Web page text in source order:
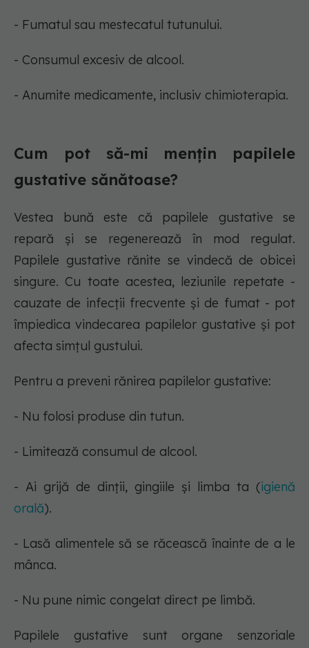
- Fumatul sau mestecatul tutunului.
- Consumul excesiv de alcool.
- Anumite medicamente, inclusiv chimioterapia.
Cum pot să-mi mențin papilele
gustative sănătoase?
Vestea bună este că papilele gustative se
repară și se regenerează în mod regulat.
Papilele gustative rănite se vindecă de obicei
singure. Cu toate acestea, leziunile repetate -
cauzate de infecții frecvente și de fumat - pot
împiedica vindecarea papilelor gustative și pot
afecta simțul gustului.
Pentru a preveni rănirea papilelor gustative:
- Nu folosi produse din tutun.
- Limitează consumul de alcool.
- Ai grijă de dinții, gingiile și limba ta (igienă
orală).
- Lasă alimentele să se răcească înainte de a le
mânca.
- Nu pune nimic congelat direct pe limbă.
Papilele gustative sunt organe senzoriale